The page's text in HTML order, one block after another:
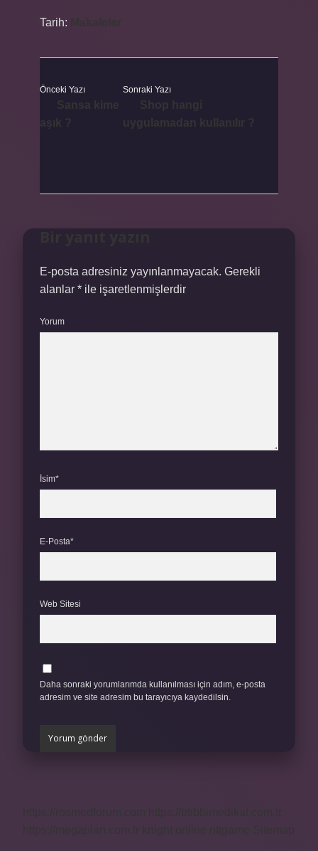
Tarih:
Önceki Yazı Sonraki Yazı
E-posta adresiniz yayınlanmayacak. Gerekli
alanlar * ile işaretlenmişlerdir
Yorum
İsim*
E-Posta*
Web Sitesi
Daha sonraki yorumlarımda kullanılması için adım, e-posta
adresim ve site adresim bu tarayıcıya kaydedilsin.